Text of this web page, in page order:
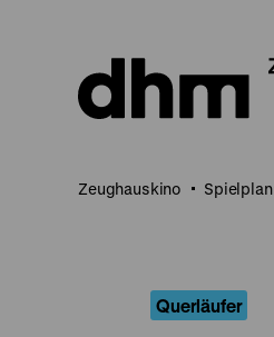
Seiteninhalt
springen
Zeughauskino Spielplan
Querläufer